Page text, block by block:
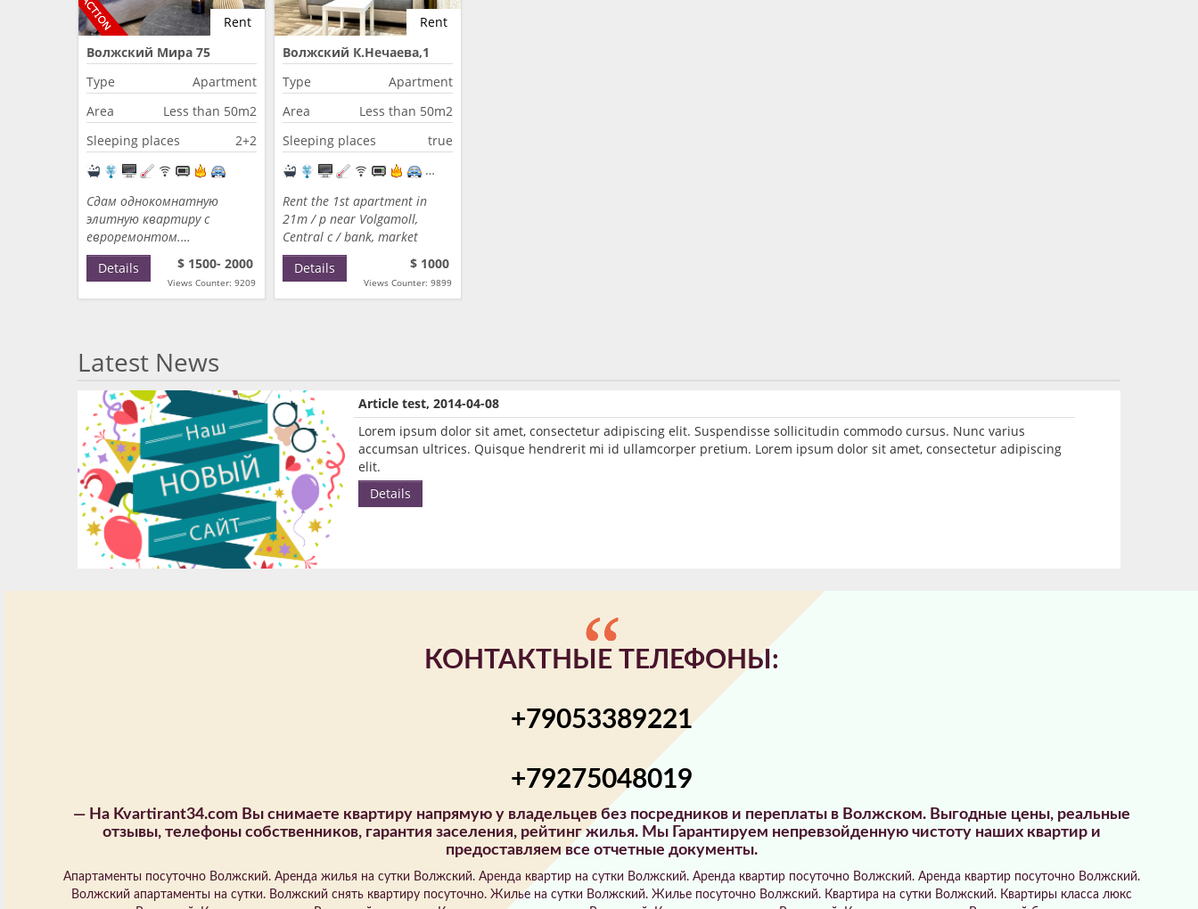
Rent
Волжский Мира 75
Type
Apartment
Area
Less than 50m2
Sleeping places
2+2
Сдам однокомнатную
элитную квартиру с
евроремонтом.…
$ 1500- 2000
Views Counter: 9209
Details
Rent
Волжский К.Нечаева,1
Type
Apartment
Area
Less than 50m2
Sleeping places
true
Rent the 1st apartment in
21m / p near Volgamoll,
Central c / bank, market
"Valentina",…
$ 1000
Views Counter: 9899
Details
Latest News
Article test, 2014-04-08
Lorem ipsum dolor sit amet, consectetur adipiscing elit. Suspendisse sollicitudin commodo cursus. Nunc varius
accumsan ultrices. Quisque hendrerit mi id ullamcorper pretium. Lorem ipsum dolor sit amet, consectetur adipiscing
elit.
Details
КОНТАКТНЫЕ ТЕЛЕФОНЫ:
+79053389221
+79275048019
— На Kvartirant34.com Вы снимаете квартиру напрямую у владельцев без посредников и переплаты в Волжском. Выгодные цены, реальные
отзывы, телефоны собственников, гарантия заселения, рейтинг жилья. Мы Гарантируем непревзойденную чистоту наших квартир и
предоставляем все отчетные документы.
Апартаменты посуточно Волжский. Аренда жилья на сутки Волжский. Аренда квартир на сутки Волжский. Аренда квартир посуточно Волжский. Аренда квартир посуточно Волжский.
Волжский апартаменты на сутки. Волжский снять квартиру посуточно. Жилье на сутки Волжский. Жилье посуточно Волжский. Квартира на сутки Волжский. Квартиры класса люкс